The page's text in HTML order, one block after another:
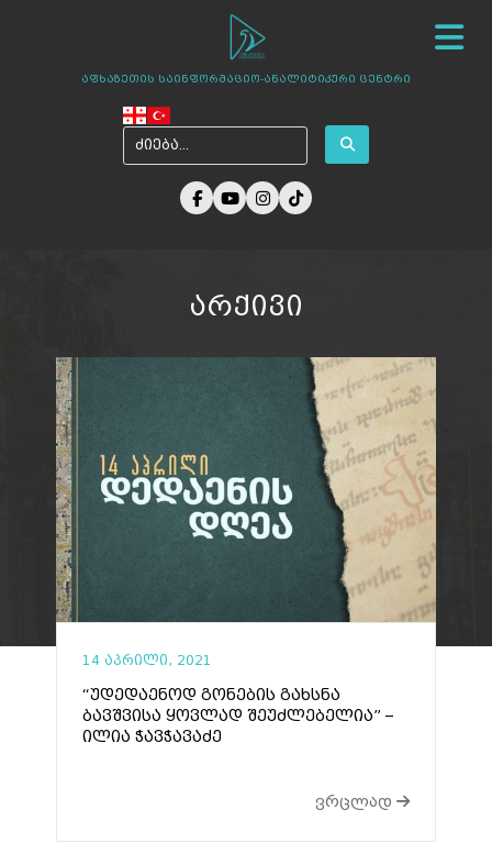
აფხაზეთის საინფორმაციო-ანალიტიკური ცენტრი
სიახლეები
ჩვენ შესახებ
ცენტრის პროექტები
არქივი
14 აპრილი, 2021
“უდედაენოდ გონების გახსნა
ბავშვისა ყოვლად შეუძლებელია” –
ილია ჭავჭავაძე
ვრცლად